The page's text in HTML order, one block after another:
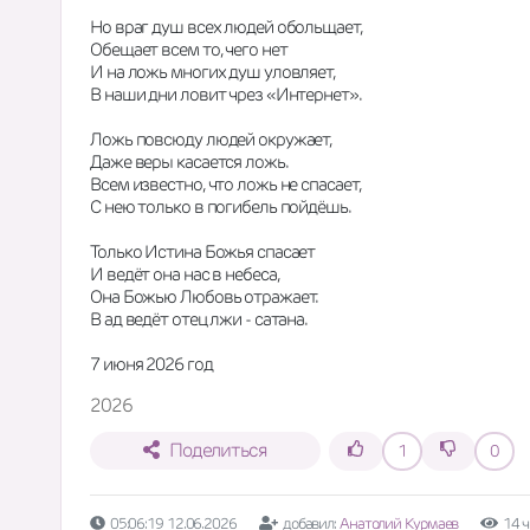
Но враг душ всех людей обольщает,
Обещает всем то, чего нет
И на ложь многих душ уловляет,
В наши дни ловит чрез «Интернет».
Ложь повсюду людей окружает,
Даже веры касается ложь.
Всем известно, что ложь не спасает,
С нею только в погибель пойдёшь.
Только Истина Божья спасает
И ведёт она нас в небеса,
Она Божью Любовь отражает.
В ад ведёт отец лжи - сатана.
7 июня 2026 год
2026
Поделиться
1 0
05:06:19 12.06.2026 добавил:Анатолий Курмаев 14